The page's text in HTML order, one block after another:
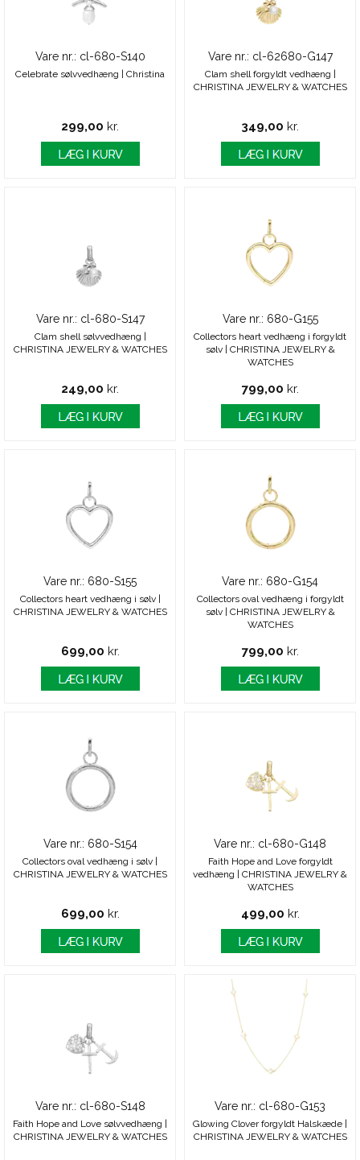
Vare nr.: cl-680-S140
Celebrate sølvvedhæng | Christina
299,00 kr.
Vare nr.: cl-62680-G147
Clam shell forgyldt vedhæng |
CHRISTINA JEWELRY & WATCHES
349,00 kr.
Vare nr.: cl-680-S147
Clam shell sølvvedhæng |
CHRISTINA JEWELRY & WATCHES
249,00 kr.
Vare nr.: 680-G155
Collectors heart vedhæng i forgyldt
sølv | CHRISTINA JEWELRY &
WATCHES
799,00 kr.
Vare nr.: 680-S155
Collectors heart vedhæng i sølv |
CHRISTINA JEWELRY & WATCHES
699,00 kr.
Vare nr.: 680-G154
Collectors oval vedhæng i forgyldt
sølv | CHRISTINA JEWELRY &
WATCHES
799,00 kr.
Vare nr.: 680-S154
Collectors oval vedhæng i sølv |
CHRISTINA JEWELRY & WATCHES
699,00 kr.
Vare nr.: cl-680-G148
Faith Hope and Love forgyldt
vedhæng | CHRISTINA JEWELRY &
WATCHES
499,00 kr.
Vare nr.: cl-680-S148
Faith Hope and Love sølvvedhæng |
CHRISTINA JEWELRY & WATCHES
Vare nr.: cl-680-G153
Glowing Clover forgyldt Halskæde |
CHRISTINA JEWELRY & WATCHES